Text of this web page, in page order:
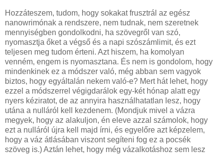
Hozzáteszem, tudom, hogy sokakat frusztrál az egész
nanowrimónak a rendszere, nem tudnak, nem szeretnek
mennyiségben gondolkodni, ha szövegről van szó,
nyomasztja őket a végső és a napi szószámlimit, és ezt
teljesen meg tudom érteni. Azt hiszem, ha komolyan
venném, engem is nyomasztana. És nem is gondolom, hogy
mindenkinek ez a módszer való, még abban sem vagyok
biztos, hogy egyáltalán nekem való-e? Mert hát lehet, hogy
ezzel a módszerrel végigdarálok egy-két hónap alatt egy
nyers kéziratot, de az annyira használhatatlan lesz, hogy
utána a nulláról kell kezdenem. (Mondjuk mivel a vázra
megyek, hogy az alakuljon, én eleve azzal számolok, hogy
ezt a nulláról újra kell majd írni, és egyelőre azt képzelem,
hogy a váz átlásában viszont segíteni fog ez a pocsék
szöveg is.) Aztán lehet, hogy még vázalkotáshoz sem lesz